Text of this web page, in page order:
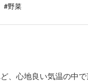
#野菜
、心地良い気温の中で